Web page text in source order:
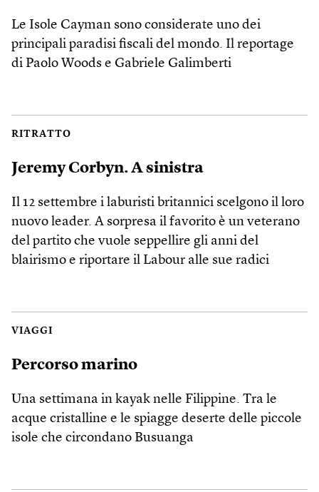
Le Isole Cayman sono considerate uno dei
principali paradisi fiscali del mondo. Il reportage
di Paolo Woods e Gabriele Galimberti
RITRATTO
Jeremy Corbyn. A sinistra
Il 12 settembre i laburisti britannici scelgono il loro
nuovo leader. A sorpresa il favorito è un veterano
del partito che vuole seppellire gli anni del
blairismo e riportare il Labour alle sue radici
VIAGGI
Percorso marino
Una settimana in kayak nelle Filippine. Tra le
acque cristalline e le spiagge deserte delle piccole
isole che circondano Busuanga